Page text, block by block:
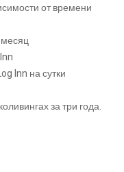
от времени
Inn на сутки
за три года.